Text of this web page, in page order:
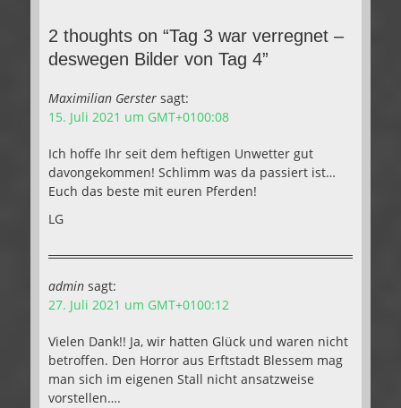
2 thoughts on “Tag 3 war verregnet –
deswegen Bilder von Tag 4”
Maximilian Gerster sagt:
15. Juli 2021 um GMT+0100:08
Ich hoffe Ihr seit dem heftigen Unwetter gut
davongekommen! Schlimm was da passiert ist…
Euch das beste mit euren Pferden!
LG
admin sagt:
27. Juli 2021 um GMT+0100:12
Vielen Dank!! Ja, wir hatten Glück und waren nicht
betroffen. Den Horror aus Erftstadt Blessem mag
man sich im eigenen Stall nicht ansatzweise
vorstellen….